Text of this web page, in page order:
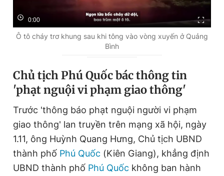
0:00
Ô tô cháy trơ khung sau khi tông vào vòng xuyến ở Quảng
Bình
Chủ tịch Phú Quốc bác thông tin
'phạt nguội vi phạm giao thông'
Trước 'thông báo phạt nguội người vi phạm
giao thông' lan truyền trên mạng xã hội, ngày
1.11, ông Huỳnh Quang Hưng, Chủ tịch UBND
thành phố Phú Quốc (Kiên Giang), khẳng định
UBND thành phố Phú Quốc không ban hành